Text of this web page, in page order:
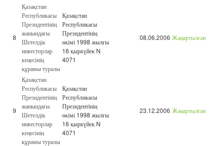
8
Қазақстан
Республикасы
Президентінің
жанындағы
Шетелдік
инвесторлар
кеңесінің
құрамы туралы
Қазақстан
Республикасы
Президентінің
өкімі 1998 жылғы
16 қыркүйек N
4071
08.06.2006 Жаңартылған
9
Қазақстан
Республикасы
Президентінің
жанындағы
Шетелдік
инвесторлар
кеңесінің
құрамы туралы
Қазақстан
Республикасы
Президентінің
өкімі 1998 жылғы
16 қыркүйек N
4071
23.12.2006 Жаңартылған